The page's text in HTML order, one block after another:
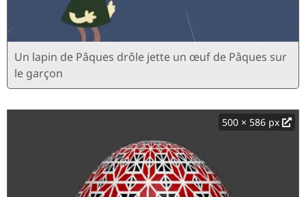
Un lapin de Pâques drôle jette un œuf de Pâques sur
le garçon
500 × 586 px